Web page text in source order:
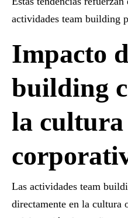
actividades team building
Impacto
building
la cultura
Las actividades team
directamente en la cultura